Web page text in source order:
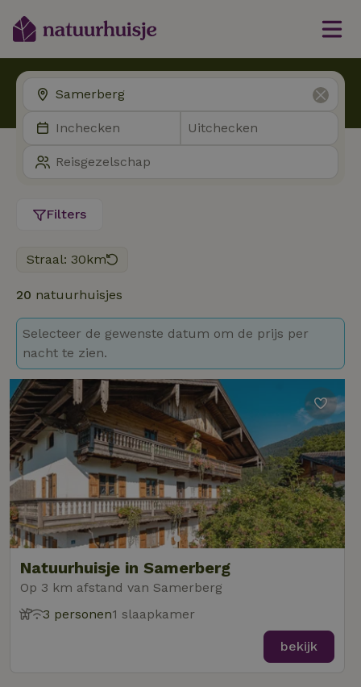
Filters
Straal: 30km
20 natuurhuisjes
Selecteer de gewenste datum om de prijs per
nacht te zien.
Natuurhuisje in Samerberg
Op 3 km afstand van Samerberg
3 personen1 slaapkamer
bekijk